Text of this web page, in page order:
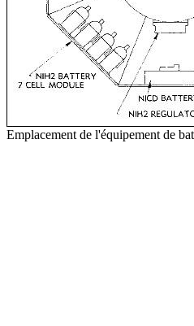
Emplacement de l'équipement de